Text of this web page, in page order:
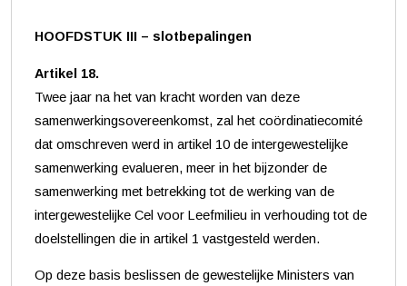
HOOFDSTUK III – slotbepalingen
Artikel 18.
Twee jaar na het van kracht worden van deze
samenwerkingsovereenkomst, zal het coördinatiecomité
dat omschreven werd in artikel 10 de intergewestelijke
samenwerking evalueren, meer in het bijzonder de
samenwerking met betrekking tot de werking van de
intergewestelijke Cel voor Leefmilieu in verhouding tot de
doelstellingen die in artikel 1 vastgesteld werden.
Op deze basis beslissen de gewestelijke Ministers van